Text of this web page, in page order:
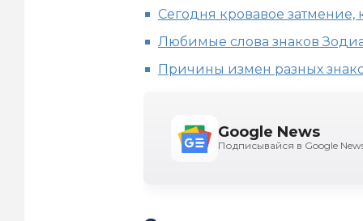
Сегодня кровавое затмение,
Любимые слова знаков
Причины измен разных
Google News
Подписывайся в Google